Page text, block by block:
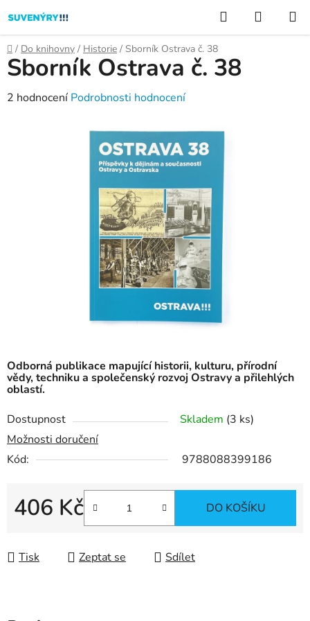
na
obsah
Hledat
KOŠÍK
Domů
/ Do knihovny / Historie / Sborník Ostrava č. 38
Odborná publikace mapující historii, kulturu, přírodní
vědy, techniku a společenský rozvoj Ostravy a přilehlých
oblastí.
Dostupnost
Skladem (3 ks)
Možnosti doručení
Kód:
9788088399186
406 Kč DO KOŠÍKU
Tisk Zeptat se Sdílet
Sborník Ostrava č. 38
Průměrné
2 hodnocení Podrobnosti hodnocení